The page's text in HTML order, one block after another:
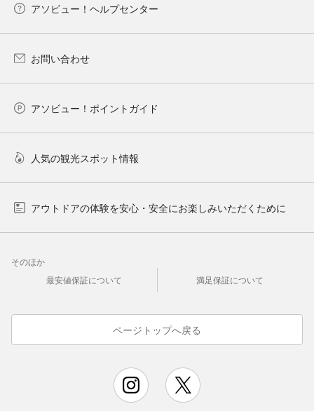
アソビュー！ヘルプセンター
お問い合わせ
アソビュー！ポイントガイド
人気の観光スポット情報
アウトドアの体験を安心・安全にお楽しみいただくために
そのほか
最安値保証について
満足保証について
ページトップへ戻る